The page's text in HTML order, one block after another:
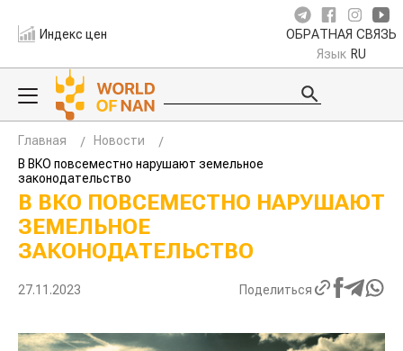
Индекс цен ОБРАТНАЯ СВЯЗЬ
Язык RU
Главная
Новости
В ВКО повсеместно нарушают земельное
законодательство
В ВКО ПОВСЕМЕСТНО НАРУШАЮТ
ЗЕМЕЛЬНОЕ
ЗАКОНОДАТЕЛЬСТВО
27.11.2023 Поделиться